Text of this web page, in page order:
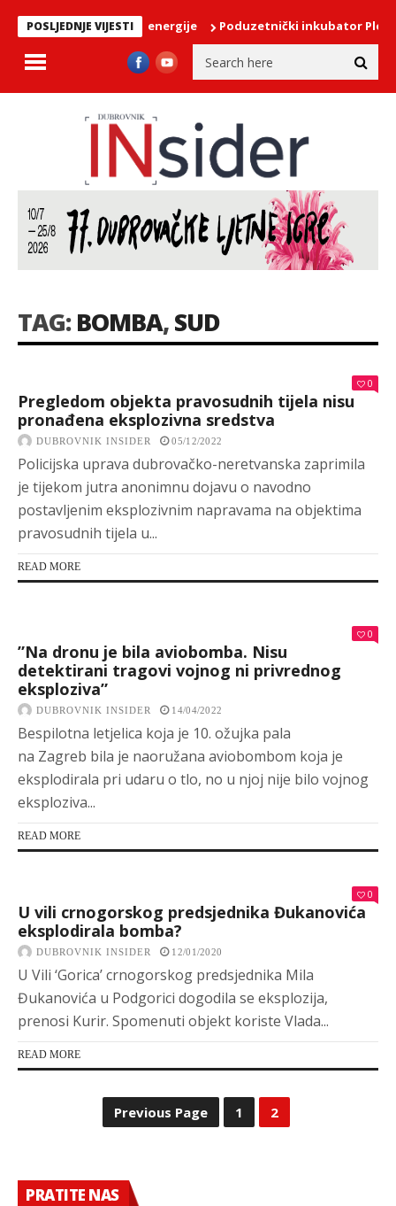
POSLJEDNJE VIJESTI
bez električne energije Poduzetnički inkubator Ploče
TAG:BOMBA,SUD
0
Pregledom objekta pravosudnih tijela nisu
pronađena eksplozivna sredstva
DUBROVNIK INSIDER 05/12/2022
Policijska uprava dubrovačko-neretvanska zaprimila
je tijekom jutra anonimnu dojavu o navodno
postavljenim eksplozivnim napravama na objektima
pravosudnih tijela u...
READ MORE
0
”Na dronu je bila aviobomba. Nisu
detektirani tragovi vojnog ni privrednog
eksploziva”
DUBROVNIK INSIDER 14/04/2022
Bespilotna letjelica koja je 10. ožujka pala
na Zagreb bila je naoružana aviobombom koja je
eksplodirala pri udaru o tlo, no u njoj nije bilo vojnog
eksploziva...
READ MORE
0
U vili crnogorskog predsjednika Đukanovića
eksplodirala bomba?
DUBROVNIK INSIDER 12/01/2020
U Vili ‘Gorica’ crnogorskog predsjednika Mila
Đukanovića u Podgorici dogodila se eksplozija,
prenosi Kurir. Spomenuti objekt koriste Vlada...
READ MORE
Previous Page 1 2
PRATITE NAS